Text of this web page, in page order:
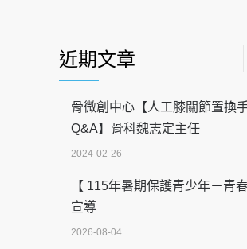
近期文章
骨微創中心【人工膝關節置換
Q&A】骨科魏志定主任
2024-02-26
【 115年暑期保護青少年－青
宣導
2026-08-04